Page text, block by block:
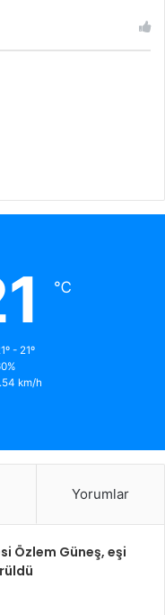
℃
- 21º
km/h
Yorumlar
Özlem Güneş, eşi